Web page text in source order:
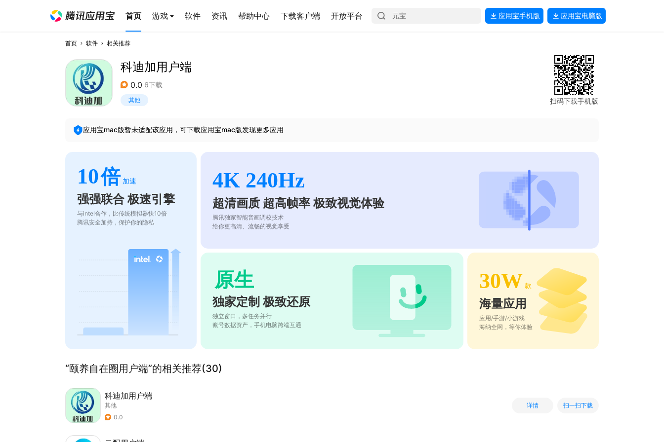
首页 游戏 软件 资讯 帮助中心 下载客户端 开放平台 应用宝手机版 应用宝电脑版
首页 软件 相关推荐
科迪加用户端
0.0 6下载
其他 扫码下载手机版
应用宝mac版暂未适配该应用，可下载应用宝mac版发现更多应用
10倍 加速
强强联合 极速引擎
与intel合作，比传统模拟器快10倍
腾讯安全加持，保护你的隐私
4K 240Hz
超清画质 超高帧率 极致视觉体验
腾讯独家智能音画调校技术
给你更高清、流畅的视觉享受
原生
独家定制 极致还原
独立窗口，多任务并行
账号数据资产，手机电脑跨端互通
30W 款
海量应用
应用/手游/小游戏
海纳全网，等你体验
“颐养自在圈用户端”的相关推荐(30)
科迪加用户端
其他
0.0
详情 扫一扫下载